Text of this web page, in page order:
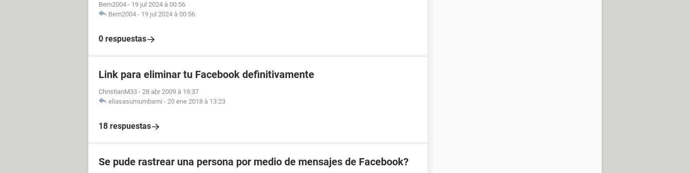
Bem2004 - 19 jul 2024 à 00:56
Bem2004 - 19 jul 2024 à 00:56
0 respuestas
Link para eliminar tu Facebook definitivamente
ChristianM33 - 28 abr 2009 à 19:37
eliasasumumbami - 20 ene 2018 à 13:23
18 respuestas
Se pude rastrear una persona por medio de mensajes de Facebook?